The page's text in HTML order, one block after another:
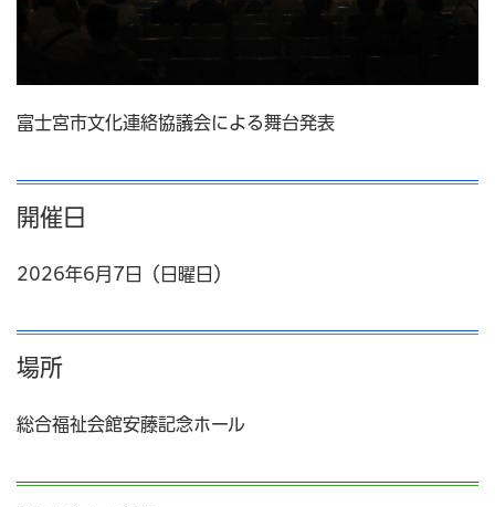
富士宮市文化連絡協議会による舞台発表
開催日
2026年6月7日（日曜日）
場所
総合福祉会館安藤記念ホール